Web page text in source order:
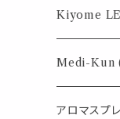
薄荷の香り
パロサント
Kiyome
Medi-Kun (
アロマスプ